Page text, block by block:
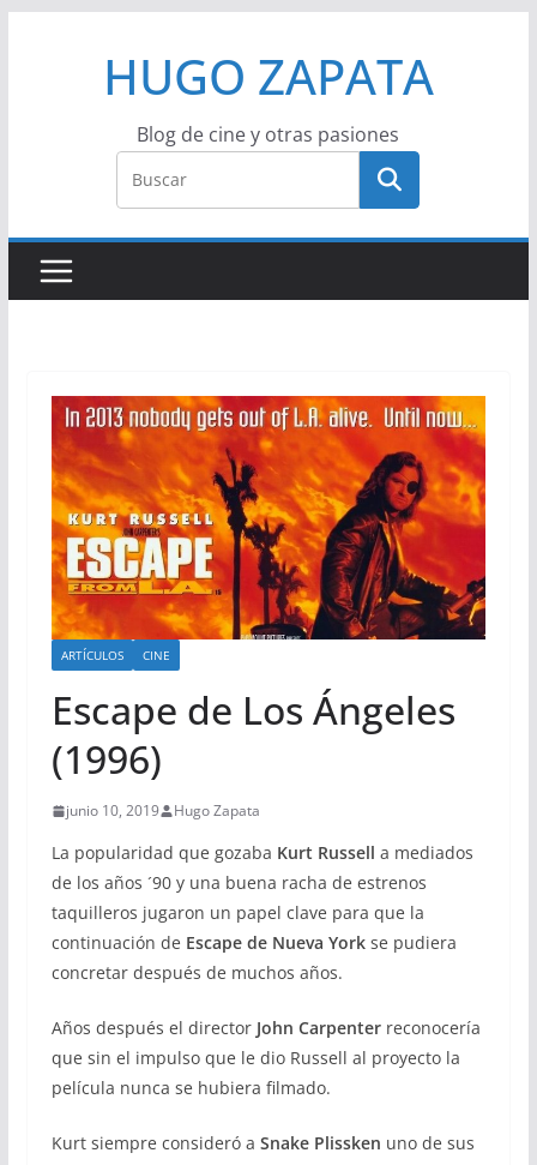
HUGO ZAPATA
Blog de cine y otras pasiones
ARTÍCULOS CINE
Escape de Los Ángeles
(1996)
junio 10, 2019 Hugo Zapata
La popularidad que gozaba Kurt Russell a mediados
de los años ´90 y una buena racha de estrenos
taquilleros jugaron un papel clave para que la
continuación de Escape de Nueva Yorkse pudiera
concretar después de muchos años.
Años después el director John Carpenterreconocería
que sin el impulso que le dio Russell al proyecto la
película nunca se hubiera filmado.
Kurt siempre consideró a Snake Plissken uno de sus